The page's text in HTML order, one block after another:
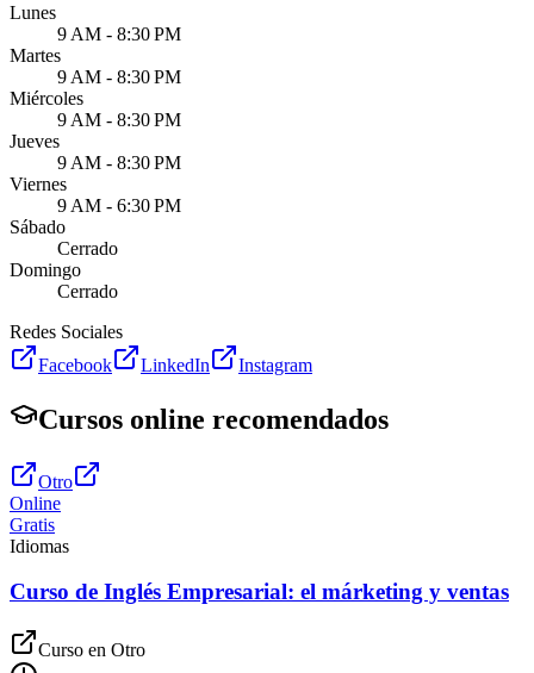
Lunes
9 AM - 8:30 PM
Martes
9 AM - 8:30 PM
Miércoles
9 AM - 8:30 PM
Jueves
9 AM - 8:30 PM
Viernes
9 AM - 6:30 PM
Sábado
Cerrado
Domingo
Cerrado
Redes Sociales
Facebook
LinkedIn Instagram
Cursos online recomendados
Otro
Online
Gratis
Idiomas
Curso de Inglés Empresarial: el márketing y ventas
Curso en Otro